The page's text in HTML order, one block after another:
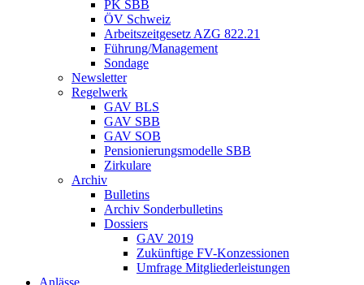
PK SBB
ÖV Schweiz
Arbeitszeitgesetz AZG 822.21
Führung/Management
Sondage
Newsletter
Regelwerk
GAV BLS
GAV SBB
GAV SOB
Pensionierungsmodelle SBB
Zirkulare
Archiv
Bulletins
Archiv Sonderbulletins
Dossiers
GAV 2019
Zukünftige FV-Konzessionen
Umfrage Mitgliederleistungen
Anlässe